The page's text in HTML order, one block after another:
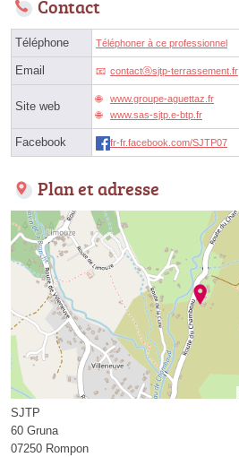
Contact
Téléphone Téléphoner à ce professionnel
Email contactⓐsjtp-terrassement.fr
Site web
www.groupe-aguettaz.fr
www.sas-sjtp.e-btp.fr
Facebook fr-fr.facebook.com/SJTP07
Plan et adresse
SJTP
60 Gruna
07250 Rompon